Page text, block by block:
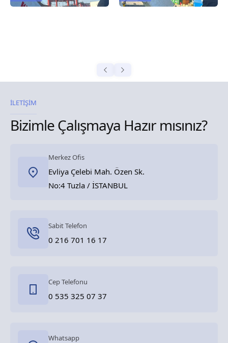
İLETİŞİM
Bizimle Çalışmaya Hazır mısınız?
Merkez Ofis
Evliya Çelebi Mah. Özen Sk.
No:4 Tuzla / İSTANBUL
Sabit Telefon
0 216 701 16 17
Cep Telefonu
0 535 325 07 37
Whatsapp